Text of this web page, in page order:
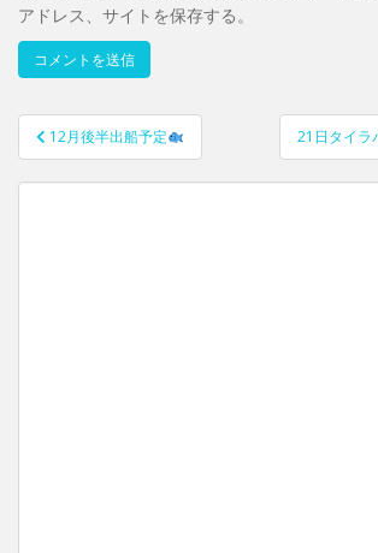
アドレス、サイトを保存する。
投稿ナビゲーション
12月後半出船予定 21日タイラ